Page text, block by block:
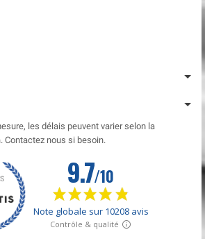
les délais peuvent varier selon la
Contactez nous si besoin.